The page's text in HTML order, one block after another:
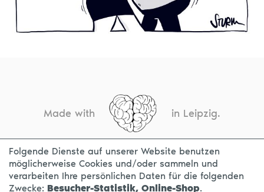
Made with in Leipzig.
KONTAKT IMPRESSUM DATENSCHUTZ
Folgende Dienste auf unserer Website benutzen
möglicherweise Cookies und/oder sammeln und
verarbeiten Ihre persönlichen Daten für die folgenden
Zwecke: Besucher-Statistik, Online-Shop.